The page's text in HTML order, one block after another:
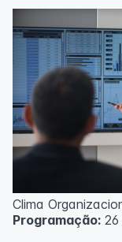
Clima
Programação: